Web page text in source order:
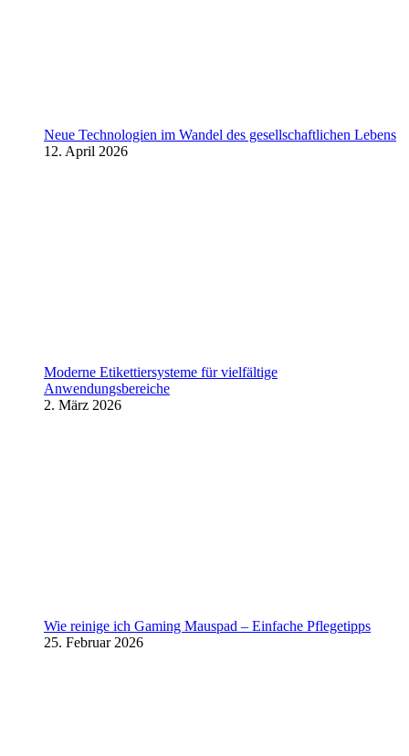
Neue Technologien im Wandel des gesellschaftlichen Lebens
12. April 2026
Moderne Etikettiersysteme für vielfältige
Anwendungsbereiche
2. März 2026
Wie reinige ich Gaming Mauspad – Einfache Pflegetipps
25. Februar 2026